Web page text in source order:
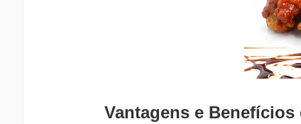
Vantagens e